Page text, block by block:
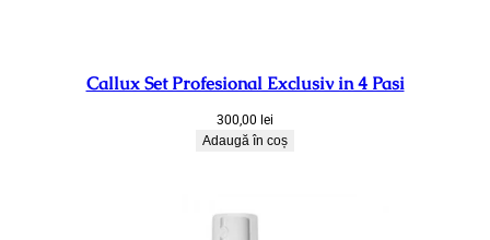
Callux Set Profesional Exclusiv in 4 Pasi
300,00 lei
Adaugă în coș